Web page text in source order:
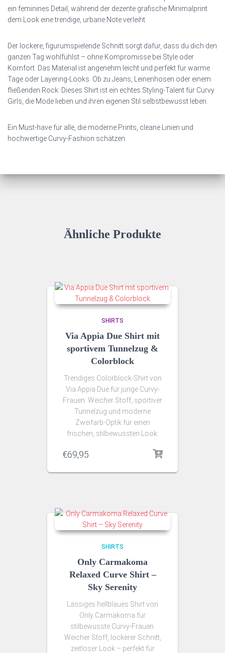
ein feminines Detail, während der dezente grafische Minimalprint
dem Look eine trendige, urbane Note verleiht.
Der lockere, figurumspielende Schnitt sorgt dafür, dass du dich den
ganzen Tag wohlfühlst – ohne Kompromisse bei Style oder
Komfort. Das Material ist angenehm leicht und perfekt für warme
Tage oder Layering-Looks. Ob zu Jeans, Leinenhosen oder einem
fließenden Rock: Dieses Shirt ist ein echtes Styling‑Talent für Curvy
Girls, die Mode lieben und ihren eigenen Stil selbstbewusst leben.
Ein Must-have für alle, die moderne Prints, cleane Linien und
hochwertige Curvy-Fashion schätzen.
Ähnliche Produkte
SHIRTS
Via Appia Due Shirt mit
sportivem Tunnelzug &
Colorblock
Trendiges Colorblock-Shirt von
Via Appia Due für junge Curvy-
Frauen. Weicher Stoff, sportiver
Tunnelzug und moderne
Zweifarb-Optik für einen
frischen, stilbewussten Look.
€69,95
SHIRTS
Only Carmakoma
Relaxed Curve Shirt –
Sky Serenity
Lässiges hellblaues Shirt von
Only Carmakoma für
stilbewusste Curvy‑Frauen.
Weicher Stoff, lockerer Schnitt,
zeitloser Look – perfekt für